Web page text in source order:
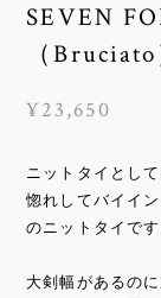
SEVEN
（Bruciato
¥23,650
ニットタイとし
惚れしてバイイ
のニットタイです
大剣幅があるの